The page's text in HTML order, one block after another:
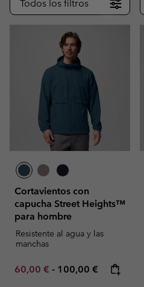
Todos los filtros
Cortavientos con
capucha Street Heights™
para hombre
Resistente al agua y las
manchas
Minimum sale price:
60,00 € - Maximum price:
100,00 €